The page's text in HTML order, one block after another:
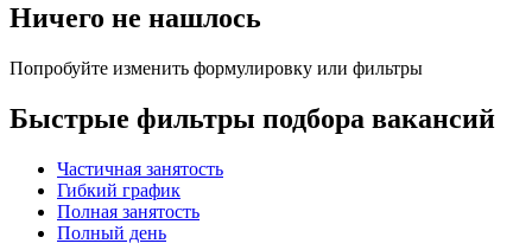
Ничего не нашлось
Попробуйте изменить формулировку или фильтры
Быстрые фильтры подбора вакансий
Частичная занятость
Гибкий график
Полная занятость
Полный день